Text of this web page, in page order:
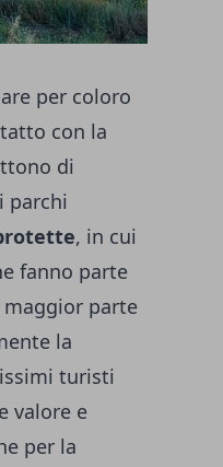
per coloro
con la
di
parchi
, in cui
fanno parte
maggior parte
la
turisti
valore e
per la